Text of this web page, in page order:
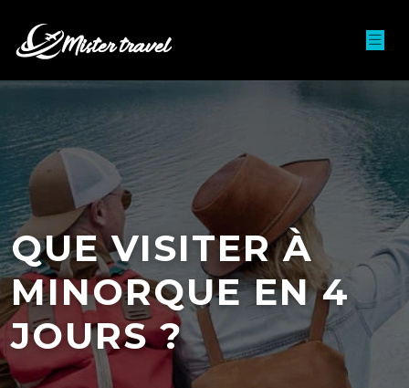
QUE VISITER À
MINORQUE EN 4
JOURS ?